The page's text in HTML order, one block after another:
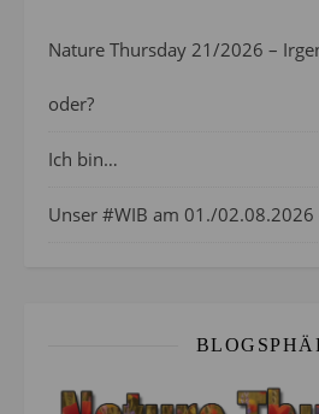
Nature Thursday 21/2026 –
oder?
Ich bin…
Unser #WIB am 01./02.08.2026